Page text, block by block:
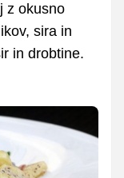
z okusno
sira in
in drobtine.